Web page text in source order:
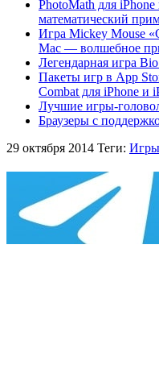
PhotoMath для
математический
Игра Mickey Mouse
Mac — волшебное
Легендарная игра
Пакеты игр в App
Combat для iPhone и
Лучшие игры-
Браузеры с
29 октября 2014 Теги: Игры